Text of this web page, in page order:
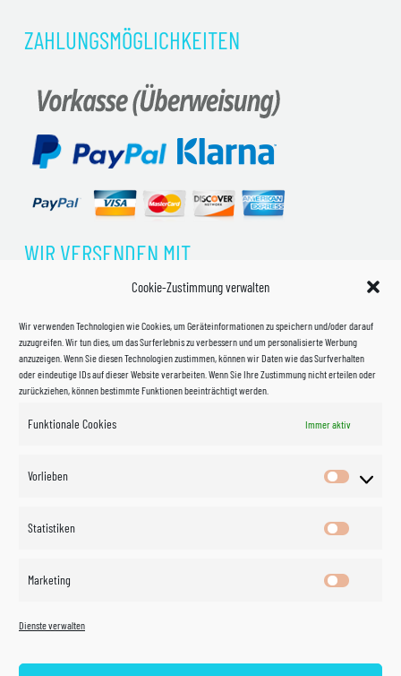
Cookie-Zustimmung verwalten
Wir verwenden Technologien wie Cookies, um Geräteinformationen zu speichern und/oder darauf
zuzugreifen. Wir tun dies, um das Surferlebnis zu verbessern und um personalisierte Werbung
anzuzeigen. Wenn Sie diesen Technologien zustimmen, können wir Daten wie das Surfverhalten
oder eindeutige IDs auf dieser Website verarbeiten. Wenn Sie Ihre Zustimmung nicht erteilen oder
zurückziehen, können bestimmte Funktionen beeinträchtigt werden.
Funktionale Cookies Immer aktiv
Vorlieben
Vorlieben
Statistiken
Marketing
Dienste verwalten
ZAHLUNGSMÖGLICHKEITEN
WIR VERSENDEN MIT
©